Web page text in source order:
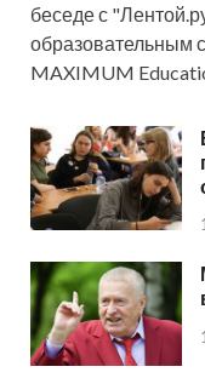
беседе с
образовательным
MAXIMUM